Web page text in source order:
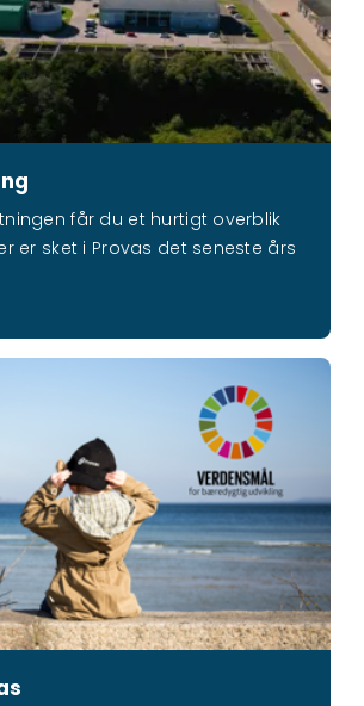
får du et hurtigt overblik
er sket i Provas det seneste års